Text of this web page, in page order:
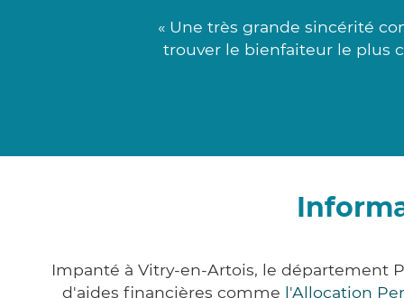
« Une très grande sincérité
trouver le bienfaiteur le plus
Impanté à Vitry-en-Artois, le département
d'aides financières comme l'Allocation